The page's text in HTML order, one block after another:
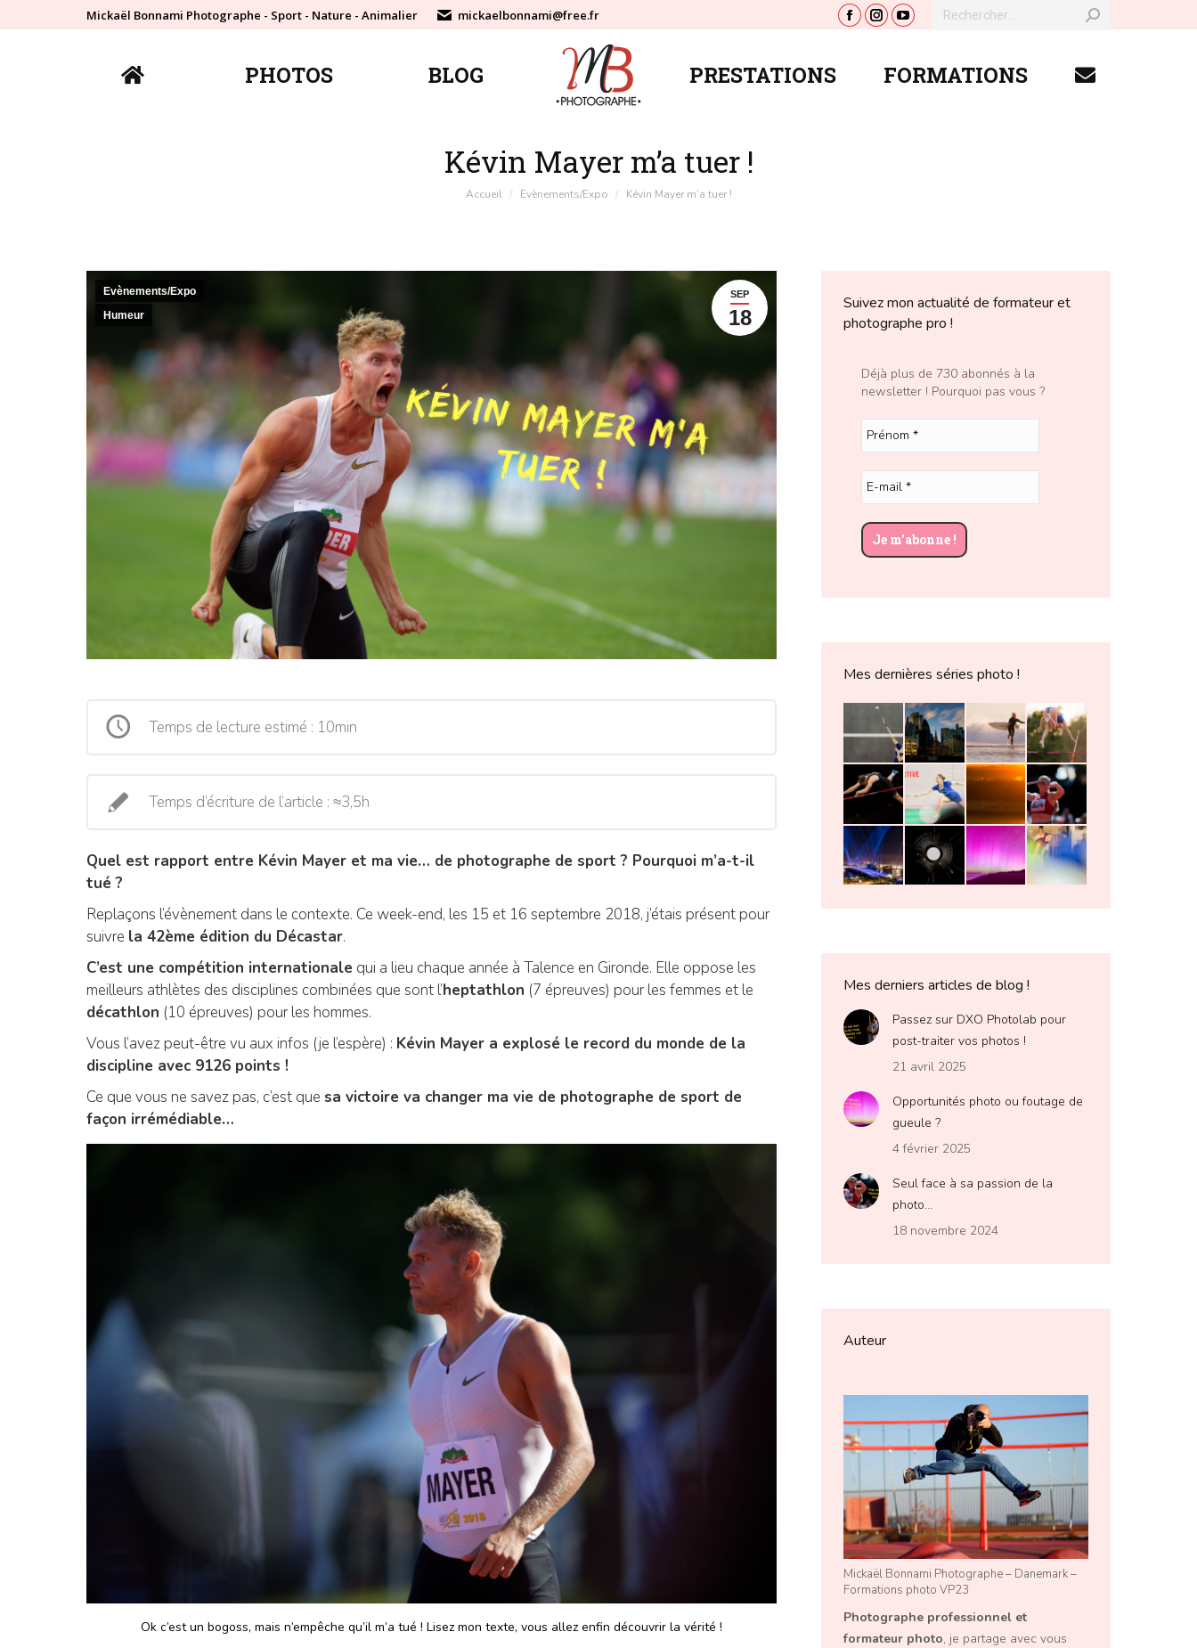
Mickaël Bonnami Photographe - Sport - Nature - Animalier mickaelbonnami@free.fr
La
Facebook
La
Instagram
La
YouTube
Recherche
PHOTOS BLOG PRESTATIONS FORMATIONS
Kévin Mayer m’a tuer !
Vous êtes ici :
Accueil Evènements/Expo Kévin Mayer m’a tuer !
SEP
18
Evènements/Expo
Humeur
Temps de lecture estimé : 10min
Temps d’écriture de l’article : ≈3,5h
Quel est rapport entre Kévin Mayer et ma vie… de photographe de sport ? Pourquoi m’a-t-il
tué ?
Replaçons l’évènement dans le contexte. Ce week-end, les 15 et 16 septembre 2018, j’étais présent pour
suivre la 42ème édition du Décastar.
C’est une compétition internationale qui a lieu chaque année à Talence en Gironde. Elle oppose les
meilleurs athlètes des disciplines combinées que sont l’heptathlon (7 épreuves) pour les femmes et le
décathlon (10 épreuves) pour les hommes.
Vous l’avez peut-être vu aux infos (je l’espère) : Kévin Mayer a explosé le record du monde de la
discipline avec 9126 points !
Ce que vous ne savez pas, c’est que sa victoire va changer ma vie de photographe de sport de
façon irrémédiable…
Ok c’est un bogoss, mais n’empêche qu’il m’a tué ! Lisez mon texte, vous allez enfin découvrir la vérité !
Suivez mon actualité de formateur et
photographe pro !
Déjà plus de 730 abonnés à la
newsletter ! Pourquoi pas vous ?
Mes dernières séries photo !
Mes derniers articles de blog !
Passez sur DXO Photolab pour
post-traiter vos photos !
21 avril 2025
Opportunités photo ou foutage de
gueule ?
4 février 2025
Seul face à sa passion de la
photo…
18 novembre 2024
Auteur
Mickaël Bonnami Photographe – Danemark –
Formations photo VP23
Photographe professionnel et
formateur photo, je partage avec vous